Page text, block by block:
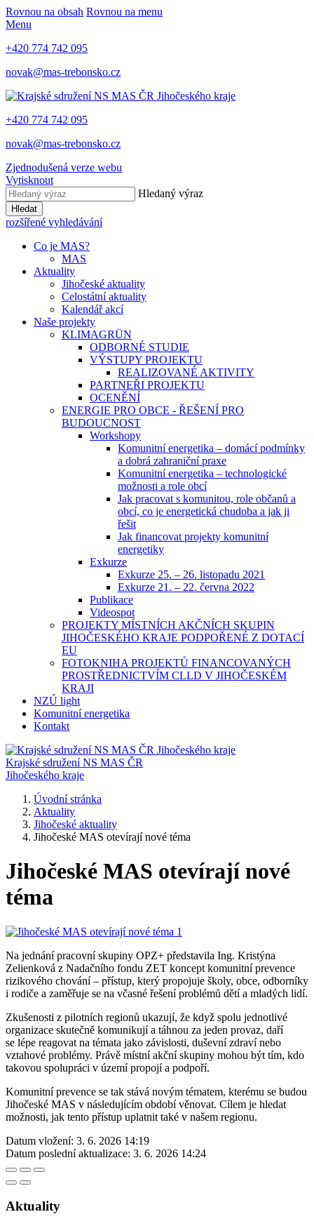
Rovnou na obsah Rovnou na menu
Menu
+420 774 742 095
novak@mas-trebonsko.cz
+420 774 742 095
novak@mas-trebonsko.cz
Zjednodušená verze webu
Vytisknout
Hledaný výraz
Hledat
rozšířené vyhledávání
Co je MAS?
MAS
Aktuality
Jihočeské aktuality
Celostátní aktuality
Kalendář akcí
Naše projekty
KLIMAGRÜN
ODBORNÉ STUDIE
VÝSTUPY PROJEKTU
REALIZOVANÉ AKTIVITY
PARTNEŘI PROJEKTU
OCENĚNÍ
ENERGIE PRO OBCE - ŘEŠENÍ PRO
BUDOUCNOST
Workshopy
Komunitní energetika – domácí podmínky
a dobrá zahraniční praxe
Komunitní energetika – technologické
možnosti a role obcí
Jak pracovat s komunitou, role občanů a
obcí, co je energetická chudoba a jak ji
řešit
Jak financovat projekty komunitní
energetiky
Exkurze
Exkurze 25. – 26. listopadu 2021
Exkurze 21. – 22. června 2022
Publikace
Videospot
PROJEKTY MÍSTNÍCH AKČNÍCH SKUPIN
JIHOČESKÉHO KRAJE PODPOŘENÉ Z DOTACÍ
EU
FOTOKNIHA PROJEKTŮ FINANCOVANÝCH
PROSTŘEDNICTVÍM CLLD V JIHOČESKÉM
KRAJI
NZÚ light
Komunitní energetika
Kontakt
Krajské sdružení NS MAS ČR
Jihočeského kraje
Úvodní stránka
Aktuality
Jihočeské aktuality
Jihočeské MAS otevírají nové téma
Jihočeské MAS otevírají nové
téma
Na jednání pracovní skupiny OPZ+ představila Ing. Kristýna
Zelienková z Nadačního fondu ZET koncept komunitní prevence
rizikového chování – přístup, který propojuje školy, obce, odborníky
i rodiče a zaměřuje se na včasné řešení problémů dětí a mladých lidí.
Zkušenosti z pilotních regionů ukazují, že když spolu jednotlivé
organizace skutečně komunikují a táhnou za jeden provaz, daří
se lépe reagovat na témata jako závislosti, duševní zdraví nebo
vztahové problémy. Právě místní akční skupiny mohou být tím, kdo
takovou spolupráci v území propojí a podpoří.
Komunitní prevence se tak stává novým tématem, kterému se budou
Jihočeské MAS v následujícím období věnovat. Cílem je hledat
možnosti, jak tento přístup uplatnit také v našem regionu.
Datum vložení: 3. 6. 2026 14:19
Datum poslední aktualizace: 3. 6. 2026 14:24
Aktuality